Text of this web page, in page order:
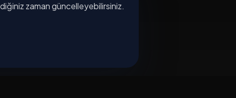
zaman güncelleyebilirsiniz.
Üyelik Sözleşmesi